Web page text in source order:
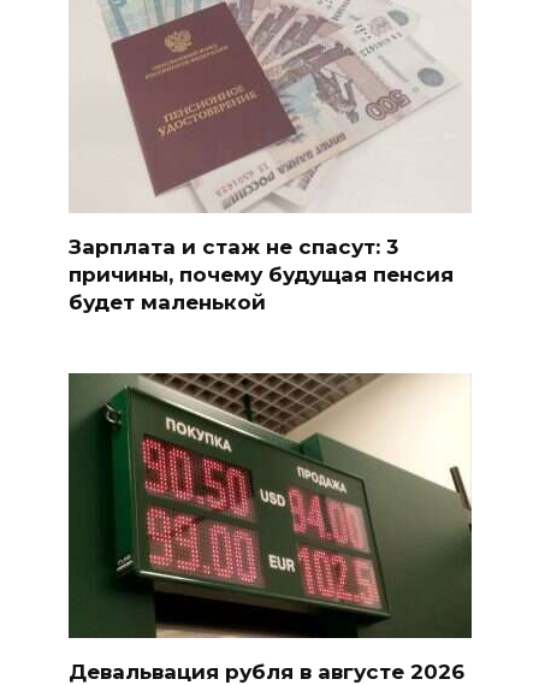
Зарплата и стаж не спасут: 3
причины, почему будущая пенсия
будет маленькой
Девальвация рубля в августе 2026